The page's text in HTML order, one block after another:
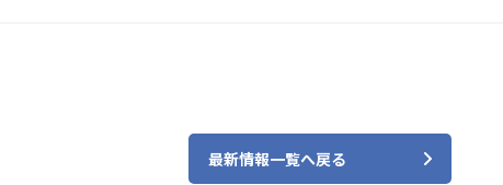
最新情報一覧へ戻る